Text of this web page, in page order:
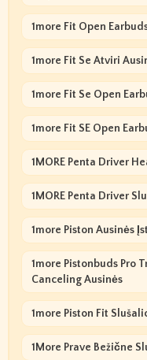
1more Fit Open
1more Fit Se Atviri
1more Fit Se Open
1more Fit SE Open
1MORE Penta Driver
1MORE Penta Driver
1more Piston Ausinės
1more Pistonbuds Pro
Canceling Ausinės
1more Piston Fit
1More Prave Bežične